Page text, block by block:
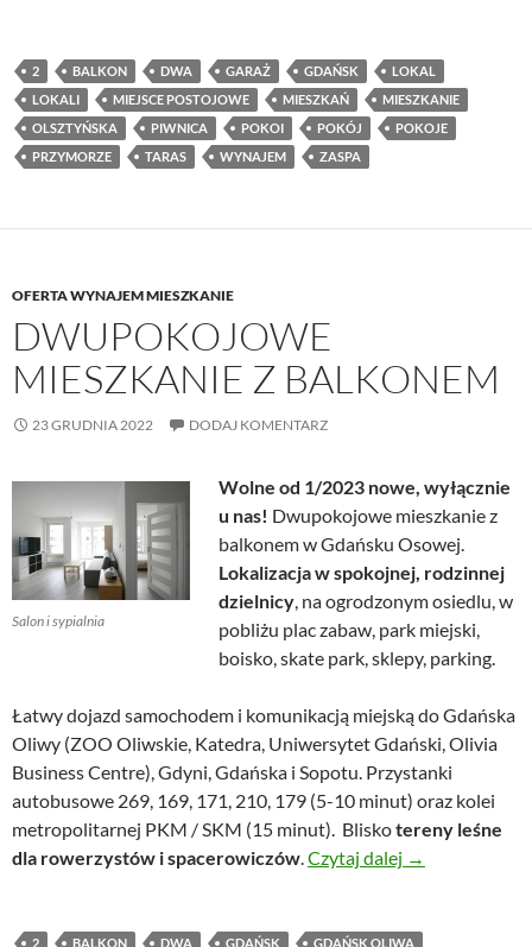
2 BALKON DWA GARAŻ GDAŃSK
LOKAL
LOKALI
MIEJSCE POSTOJOWE MIESZKAŃ
MIESZKANIE
OLSZTYŃSKA
PIWNICA POKOI POKÓJ
POKOJE
PRZYMORZE
TARAS WYNAJEM ZASPA
OFERTA WYNAJEM MIESZKANIE
DWUPOKOJOWE
MIESZKANIE Z BALKONEM
23 GRUDNIA 2022 DODAJ KOMENTARZ
Salon i sypialnia
Wolne od 1/2023 nowe, wyłącznie
u nas! Dwupokojowe mieszkanie z
balkonem w Gdańsku Osowej.
Lokalizacja w spokojnej, rodzinnej
dzielnicy, na ogrodzonym osiedlu, w
pobliżu plac zabaw, park miejski,
boisko, skate park, sklepy, parking.
Łatwy dojazd samochodem i komunikacją miejską do Gdańska
Oliwy (ZOO Oliwskie, Katedra, Uniwersytet Gdański, Olivia
Business Centre), Gdyni, Gdańska i Sopotu. Przystanki
autobusowe 269, 169, 171, 210, 179 (5-10 minut) oraz kolei
metropolitarnej PKM / SKM (15 minut). Bliskotereny leśne
dla rowerzystów i spacerowiczów.Czytaj dalej Dwupokojowe
→
2 BALKON DWA GDAŃSK GDAŃSK OLIWA